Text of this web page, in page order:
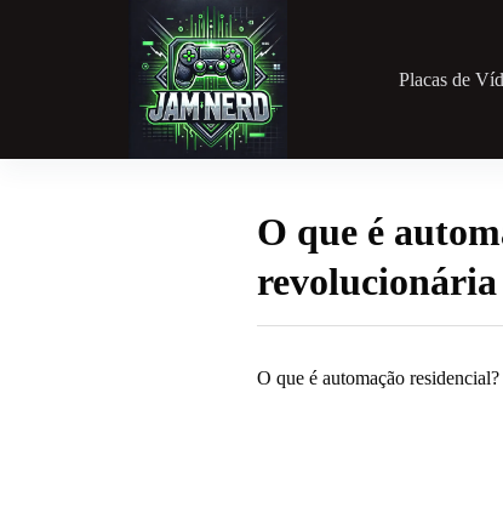
Placas de
O que é
revolucionária
O que é automação residencial?